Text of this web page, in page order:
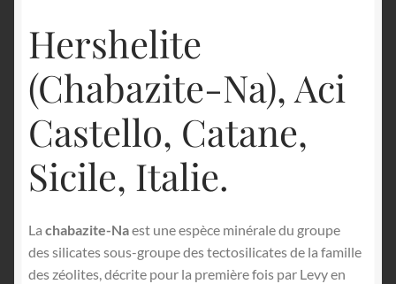
Hershelite
(Chabazite-Na), Aci
Castello, Catane,
Sicile, Italie.
La chabazite-Naest une espèce minérale du groupe
des silicates sous-groupe des tectosilicates de la famille
des zéolites, décrite pour la première fois par Levy en